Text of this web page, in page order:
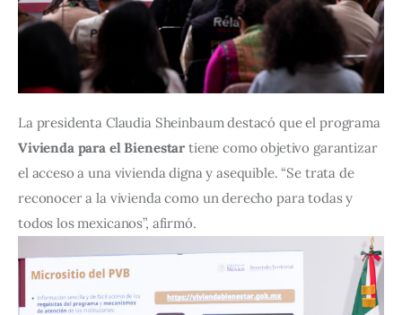
La presidenta Claudia Sheinbaum destacó que el programa
Vivienda para el Bienestar tiene como objetivo garantizar
el acceso a una vivienda digna y asequible. “Se trata de
reconocer a la vivienda como un derecho para todas y
todos los mexicanos”, afirmó.